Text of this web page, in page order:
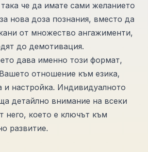
че да имате сами желанието
нова доза познания, вместо да
от множество ангажименти,
до демотивация.
дава именно този формат,
отношение към езика,
и настройка. Индивидуалното
детайлно внимание на всеки
него, което е ключът към
развитие.